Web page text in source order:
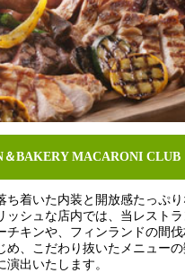
BAKERY MACARONI CLUB
ち着いた内装と開放感たっぷり
ッシュな店内では、当レストラ
チキンや、フィンランドの間伐
め、こだわり抜いたメニュー
出いたします。